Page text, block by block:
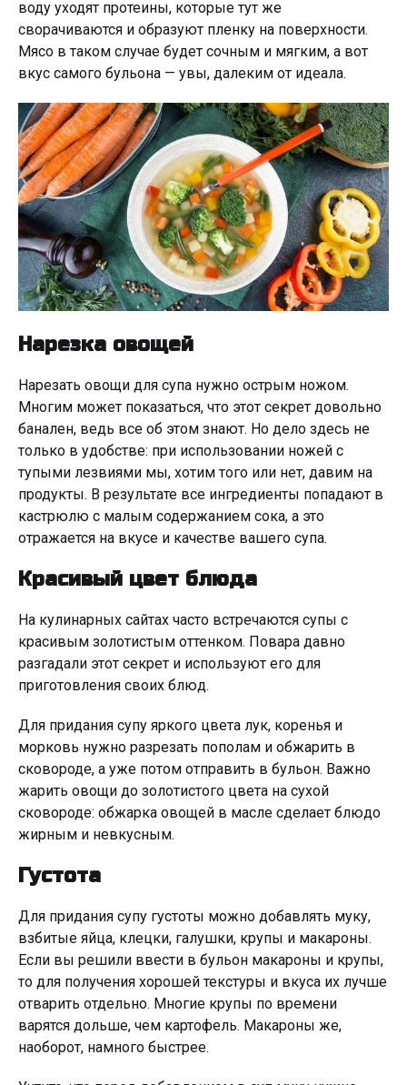
воду уходят протеины, которые тут же
сворачиваются и образуют пленку на поверхности.
Мясо в таком случае будет сочным и мягким, а вот
вкус самого бульона — увы, далеким от идеала.
Нарезка овощей
Нарезать овощи для супа нужно острым ножом.
Многим может показаться, что этот секрет довольно
банален, ведь все об этом знают. Но дело здесь не
только в удобстве: при использовании ножей с
тупыми лезвиями мы, хотим того или нет, давим на
продукты. В результате все ингредиенты попадают в
кастрюлю с малым содержанием сока, а это
отражается на вкусе и качестве вашего супа.
Красивый цвет блюда
На кулинарных сайтах часто встречаются супы с
красивым золотистым оттенком. Повара давно
разгадали этот секрет и используют его для
приготовления своих блюд.
Для придания супу яркого цвета лук, коренья и
морковь нужно разрезать пополам и обжарить в
сковороде, а уже потом отправить в бульон. Важно
жарить овощи до золотистого цвета на сухой
сковороде: обжарка овощей в масле сделает блюдо
жирным и невкусным.
Густота
Для придания супу густоты можно добавлять муку,
взбитые яйца, клецки, галушки, крупы и макароны.
Если вы решили ввести в бульон макароны и крупы,
то для получения хорошей текстуры и вкуса их лучше
отварить отдельно. Многие крупы по времени
варятся дольше, чем картофель. Макароны же,
наоборот, намного быстрее.